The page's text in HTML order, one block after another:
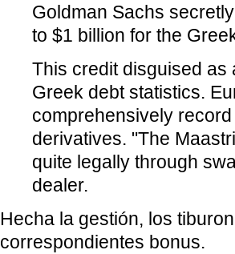
Goldman Sachs
to $1 billion for the
This credit disguised as
Greek debt statistics.
comprehensively
derivatives. "The
quite legally through
dealer.
Hecha la gestión, los
correspondientes bonus.